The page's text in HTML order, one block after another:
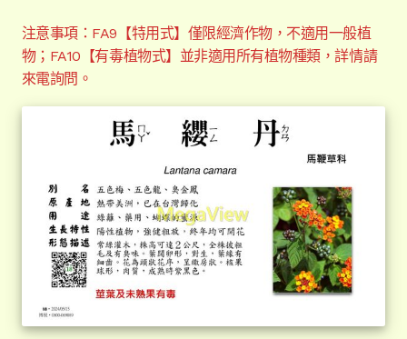
底板材質
內容格式
A型彩色大照片式
A型彩色手繪圖式
A型彩色照片式
不銹鋼蝕刻式
彩色大照片式
注意事項：FA9【特用式】僅限經濟作物，不適用一般植
物；FA10【有毒植物式】並非適用所有植物種類，詳情請
來電詢問。